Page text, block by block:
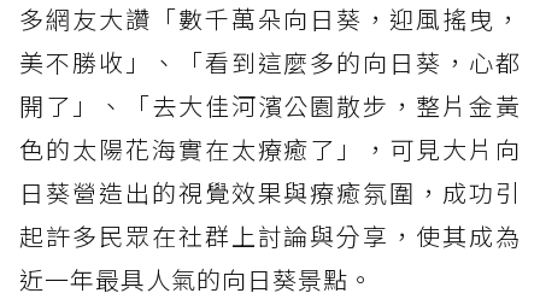
多網友大讚「數千萬朵向日葵，迎風搖曳，
美不勝收」、「看到這麼多的向日葵，心都
開了」、「去大佳河濱公園散步，整片金黃
色的太陽花海實在太療癒了」，可見大片向
日葵營造出的視覺效果與療癒氛圍，成功引
起許多民眾在社群上討論與分享，使其成為
近一年最具人氣的向日葵景點。